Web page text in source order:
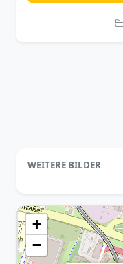
WEITERE BILDER
+
−